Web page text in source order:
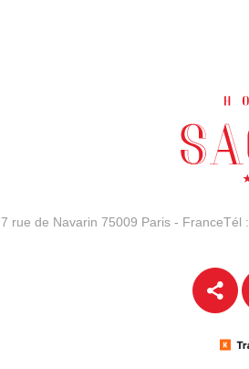
7 rue de Navarin 75009 Paris - FranceTél :